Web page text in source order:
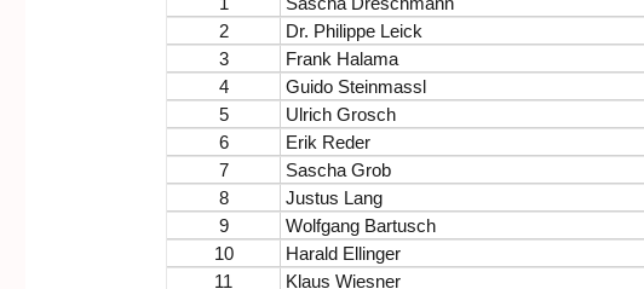
2
Dr. Philippe Leick
3
Frank Halama
4
Guido Steinmassl
5
Ulrich Grosch
6
Erik Reder
7
Sascha Grob
8
Justus Lang
9
Wolfgang Bartusch
10
Harald Ellinger
11
Klaus Wiesner